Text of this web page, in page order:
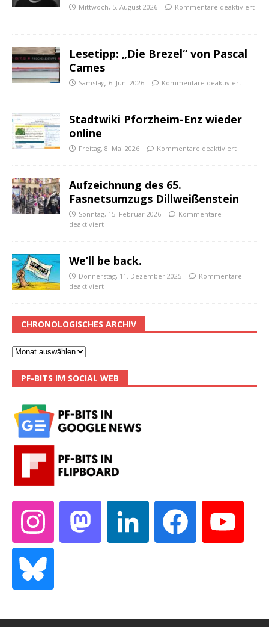
Mittwoch, 5. August 2026 Kommentare deaktiviert
Lesetipp: „Die Brezel“ von Pascal
Cames
Samstag, 6. Juni 2026 Kommentare deaktiviert
Stadtwiki Pforzheim-Enz wieder
online
Freitag, 8. Mai 2026 Kommentare deaktiviert
Aufzeichnung des 65.
Fasnetsumzugs Dillweißenstein
Sonntag, 15. Februar 2026
Kommentare
deaktiviert
We’ll be back.
Donnerstag, 11. Dezember 2025
Kommentare
deaktiviert
CHRONOLOGISCHES ARCHIV
PF-BITS IM SOCIAL WEB